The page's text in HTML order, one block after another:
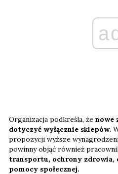
Organizacja podkreśla, że nowe
dotyczyć wyłącznie sklepów.
propozycji wyższe
powinny objąć również
transportu, ochrony zdrowia,
pomocy społecznej.